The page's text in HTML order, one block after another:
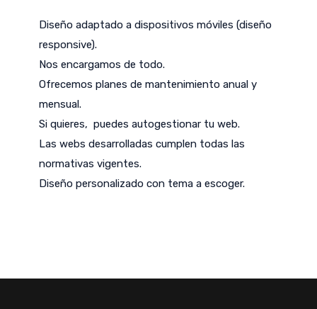
Diseño adaptado a dispositivos móviles (diseño
responsive).
Nos encargamos de todo.
Ofrecemos planes de mantenimiento anual y
mensual.
Si quieres, puedes autogestionar tu web.
Las webs desarrolladas cumplen todas las
normativas vigentes.
Diseño personalizado con tema a escoger.